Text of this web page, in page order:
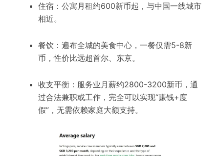
住宿：公寓月租约600新币起，与中国一线城市
相近。
餐饮：遍布全城的美食中心，一餐仅需5-8新
币，性价比远超首尔、东京。
收支平衡：服务业月薪约2800-3200新币，通
过合法兼职或工作，完全可以实现“赚钱+度
假”，无需依赖家庭大额支持。